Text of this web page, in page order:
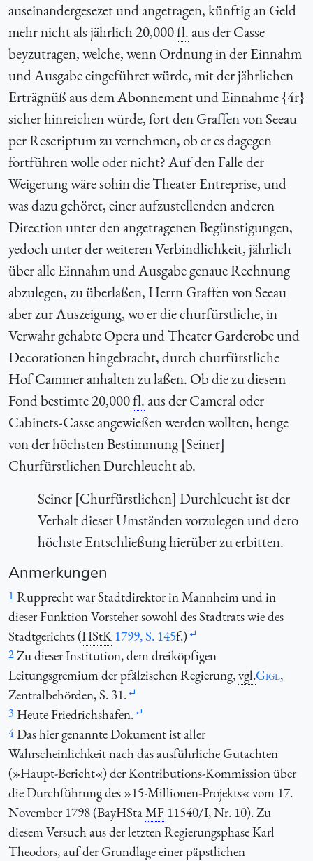
auseinandergesezet und angetragen, künftig an Geld
mehr nicht als jährlich 20,000fl.aus der Casse
beyzutragen, welche, wenn Ordnung in der Einnahm
und Ausgabe eingeführet würde, mit der jährlichen
Erträgnüß aus dem Abonnement und Einnahme {4r}
sicher hinreichen würde, fort den Graffen von Seeau
per Rescriptum zu vernehmen, ob er es dagegen
fortführen wolle oder nicht? Auf den Falle der
Weigerung wäre sohin die Theater Entreprise, und
was dazu gehöret, einer aufzustellenden anderen
Direction unter den angetragenen Begünstigungen,
yedoch unter der weiteren Verbindlichkeit, jährlich
über alle Einnahm und Ausgabe genaue Rechnung
abzulegen, zu überlaßen, Herrn Graffen von Seeau
aber zur Auszeigung, wo er die churfürstliche, in
Verwahr gehabte Opera und Theater Garderobe und
Decorationen hingebracht, durch churfürstliche
Hof Cammer anhalten zu laßen. Ob die zu diesem
Fond bestimte 20,000fl.aus der Cameral oder
Cabinets-Casse angewießen werden wollten, henge
von der höchsten Bestimmung [Seiner]
Churfürstlichen Durchleucht ab.
Seiner [Churfürstlichen] Durchleucht ist der
Verhalt dieser Umständen vorzulegen und dero
höchste Entschließung hierüber zu erbitten.
Anmerkungen
1 Rupprecht war Stadtdirektor in Mannheim und in
dieser Funktion Vorsteher sowohl des Stadtrats wie des
Stadtgerichts (HStK 1799, S. 145f.)
2Zu dieser Institution, dem dreiköpfigen
Leitungsgremium der pfälzischen Regierung,vgl.Gigl,
Zentralbehörden, S. 31.
3 Heute Friedrichshafen.
4Das hier genannte Dokument ist aller
Wahrscheinlichkeit nach das ausführliche Gutachten
(»Haupt-Bericht«) der Kontributions-Kommission über
die Durchführung des »15-Millionen-Projekts« vom 17.
November 1798 (BayHStaMF 11540/I, Nr. 10). Zu
diesem Versuch aus der letzten Regierungsphase Karl
Theodors, auf der Grundlage einer päpstlichen